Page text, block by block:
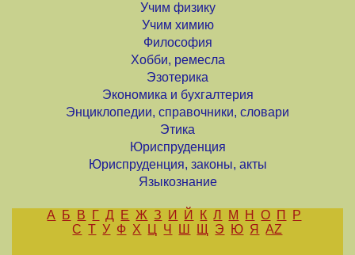
Учим физику
Учим химию
Философия
Хобби, ремесла
Эзотерика
Экономика и бухгалтерия
Энциклопедии, справочники, словари
Этика
Юриспруденция
Юриспруденция, законы, акты
Языкознание
А Б В Г Д Е Ж З И Й К Л М Н О П
Р
С Т У Ф Х Ц Ч Ш Щ Э Ю Я AZ